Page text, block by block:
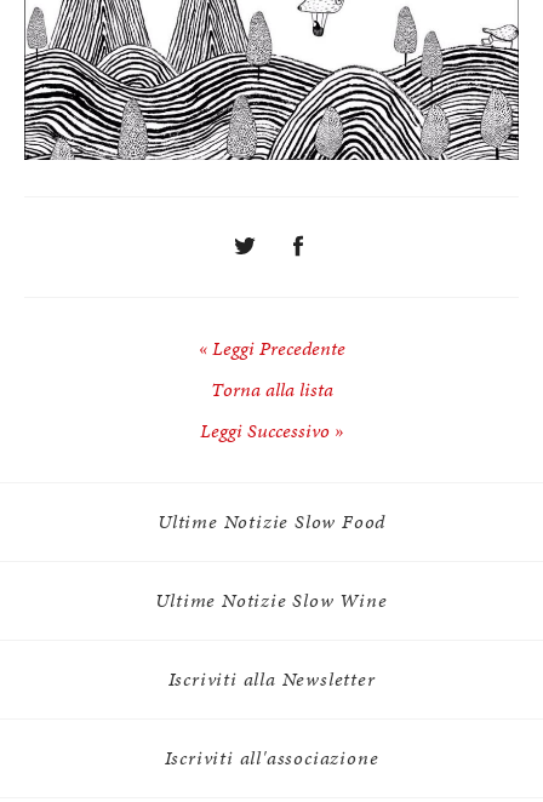
« Leggi Precedente
Torna alla lista
Leggi Successivo »
Ultime Notizie Slow Food
Ultime Notizie Slow Wine
Iscriviti alla Newsletter
Iscriviti all'associazione